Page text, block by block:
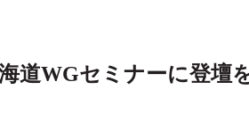
道WGセミナーに登壇